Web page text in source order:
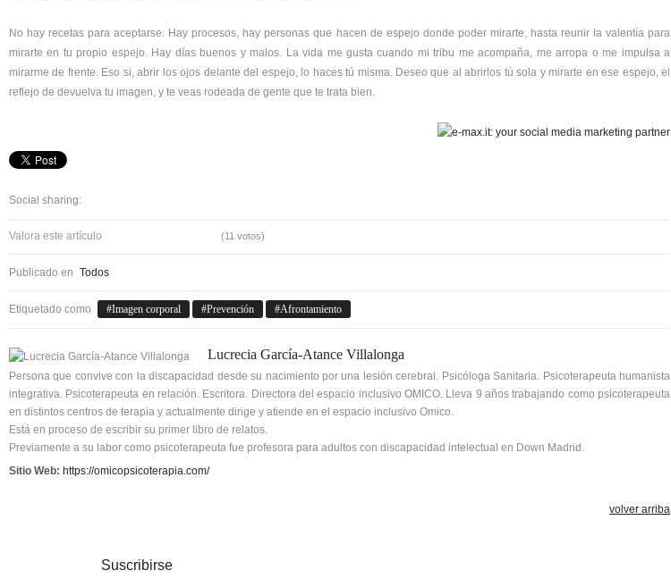
No hay recetas para aceptarse. Hay procesos, hay personas que hacen de espejo donde poder mirarte, hasta reunir la valentía para
mirarte en tu propio espejo. Hay días buenos y malos. La vida me gusta cuando mi tribu me acompaña, me arropa o me impulsa a
mirarme de frente. Eso si, abrir los ojos delante del espejo, lo haces tú misma. Deseo que al abrirlos tú sola y mirarte en ese espejo, el
reflejo de devuelva tu imagen, y te veas rodeada de gente que te trata bien.
Social sharing:
Valora este artículo (11 votos)
Publicado en Todos
Etiquetado como Imagen corporal Prevención Afrontamiento
Lucrecia García-Atance Villalonga
Persona que convive con la discapacidad desde su nacimiento por una lesión cerebral. Psicóloga Sanitaria. Psicoterapeuta humanista
integrativa. Psicoterapeuta en relación. Escritora. Directora del espacio inclusivo OMICO. Lleva 9 años trabajando como psicoterapeuta
en distintos centros de terapia y actualmente dirige y atiende en el espacio inclusivo Omico.
Está en proceso de escribir su primer libro de relatos.
Previamente a su labor como psicoterapeuta fue profesora para adultos con discapacidad intelectual en Down Madrid.
Sitio Web: https://omicopsicoterapia.com/
volver arriba
Suscribirse